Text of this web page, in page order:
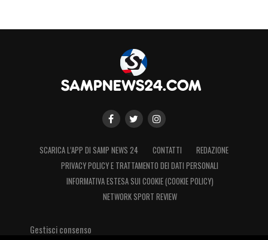
SCARICA L’APP DI SAMP NEWS 24 CONTATTI
REDAZIONE
PRIVACY POLICY E TRATTAMENTO DEI DATI PERSONALI
INFORMATIVA ESTESA SUI COOKIE (COOKIE POLICY)
NETWORK SPORT REVIEW
Gestisci consenso